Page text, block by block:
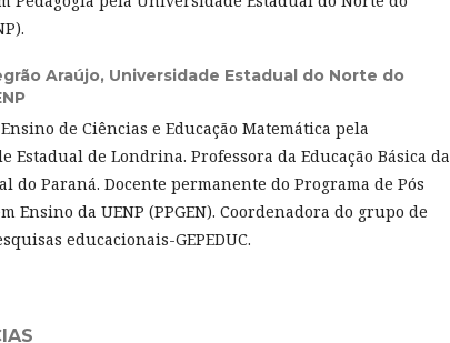
Araújo, Universidade Estadual do Norte do
de Ciências e Educação Matemática pela
Estadual de Londrina. Professora da Educação Básica da
do Paraná. Docente permanente do Programa de Pós
Ensino da UENP (PPGEN). Coordenadora do grupo de
educacionais-GEPEDUC.